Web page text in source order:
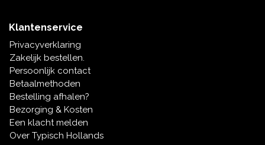
Klantenservice
Privacyverklaring
Zakelijk bestellen.
Persoonlijk contact
Betaalmethoden
Bestelling afhalen?
Bezorging & Kosten
Een klacht melden
Over Typisch Hollands